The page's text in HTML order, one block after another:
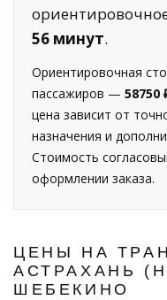
56 минут.
Ориентировочная
пассажиров —
цена зависит от
назначения и
Стоимость
оформлении заказа.
ЦЕНЫ НА
АСТРАХАНЬ
ШЕБЕКИНО